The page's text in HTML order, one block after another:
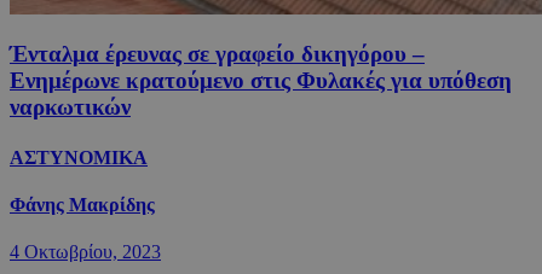
Ένταλμα έρευνας σε γραφείο δικηγόρου –
Ενημέρωνε κρατούμενο στις Φυλακές για υπόθεση
ναρκωτικών
ΑΣΤΥΝΟΜΙΚΑ
Φάνης Μακρίδης
4 Οκτωβρίου, 2023